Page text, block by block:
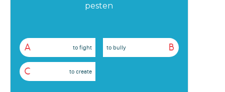
pesten
A to fight B
to bully
C to create